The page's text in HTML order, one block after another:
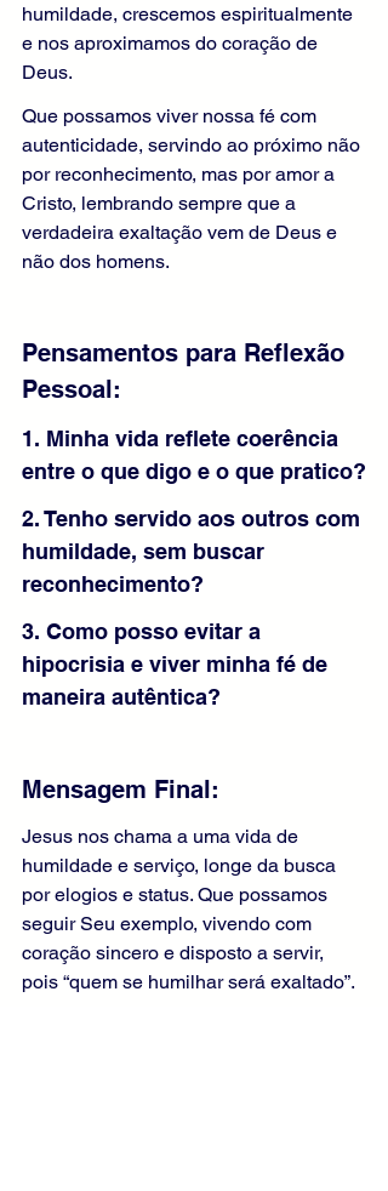
humildade, crescemos espiritualmente
e nos aproximamos do coração de
Deus.
Que possamos viver nossa fé com
autenticidade, servindo ao próximo não
por reconhecimento, mas por amor a
Cristo, lembrando sempre que a
verdadeira exaltação vem de Deus e
não dos homens.
Pensamentos para Reflexão
Pessoal:
1. Minha vida reflete coerência
entre o que digo e o que pratico?
2. Tenho servido aos outros com
humildade, sem buscar
reconhecimento?
3. Como posso evitar a
hipocrisia e viver minha fé de
maneira autêntica?
Mensagem Final:
Jesus nos chama a uma vida de
humildade e serviço, longe da busca
por elogios e status. Que possamos
seguir Seu exemplo, vivendo com
coração sincero e disposto a servir,
pois “quem se humilhar será exaltado”.